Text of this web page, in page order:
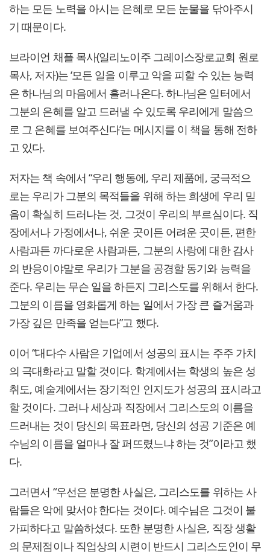
하는 모든 노력을 아시는 은혜로 모든 눈물을 닦아주시
기 때문이다.
브라이언 채플 목사(일리노이주 그레이스장로교회 원로
목사, 저자)는 ‘모든 일을 이루고 악을 피할 수 있는 능력
은 하나님의 마음에서 흘러나온다. 하나님은 일터에서
그분의 은혜를 알고 드러낼 수 있도록 우리에게 말씀으
로 그 은혜를 보여주신다’는 메시지를 이 책을 통해 전하
고 있다.
저자는 책 속에서 “우리 행동에, 우리 제품에, 궁극적으
로는 우리가 그분의 목적들을 위해 하는 희생에 우리 믿
음이 확실히 드러나는 것, 그것이 우리의 부르심이다. 직
장에서나 가정에서나, 쉬운 곳이든 어려운 곳이든, 편한
사람과든 까다로운 사람과든, 그분의 사랑에 대한 감사
의 반응이야말로 우리가 그분을 공경할 동기와 능력을
준다. 우리는 무슨 일을 하든지 그리스도를 위해서 한다.
그분의 이름을 영화롭게 하는 일에서 가장 큰 즐거움과
가장 깊은 만족을 얻는다”고 했다.
이어 “대다수 사람은 기업에서 성공의 표시는 주주 가치
의 극대화라고 말할 것이다. 학계에서는 학생의 높은 성
취도, 예술계에서는 장기적인 인지도가 성공의 표시라고
할 것이다. 그러나 세상과 직장에서 그리스도의 이름을
드러내는 것이 당신의 목표라면, 당신의 성공 기준은 예
수님의 이름을 얼마나 잘 퍼뜨렸느냐 하는 것”이라고 했
다.
그러면서 “우선은 분명한 사실은, 그리스도를 위하는 사
람들은 악에 맞서야 한다는 것이다. 예수님은 그것이 불
가피하다고 말씀하셨다. 또한 분명한 사실은, 직장 생활
의 문제점이나 직업상의 시련이 반드시 그리스도인이 무